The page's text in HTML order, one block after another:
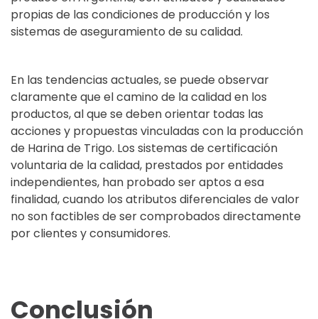
propias de las condiciones de producción y los
sistemas de aseguramiento de su calidad.
En las tendencias actuales, se puede observar
claramente que el camino de la calidad en los
productos, al que se deben orientar todas las
acciones y propuestas vinculadas con la producción
de Harina de Trigo. Los sistemas de certificación
voluntaria de la calidad, prestados por entidades
independientes, han probado ser aptos a esa
finalidad, cuando los atributos diferenciales de valor
no son factibles de ser comprobados directamente
por clientes y consumidores.
Conclusión